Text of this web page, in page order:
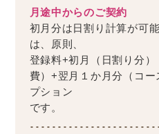
月途中からのご契約
初月分は日割り計算が可
は、原則、
登録料+初月（日割り分
費）+翌月１か月分（コ
プション
です。